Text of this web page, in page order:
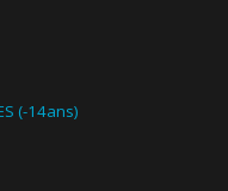
(-14ans)